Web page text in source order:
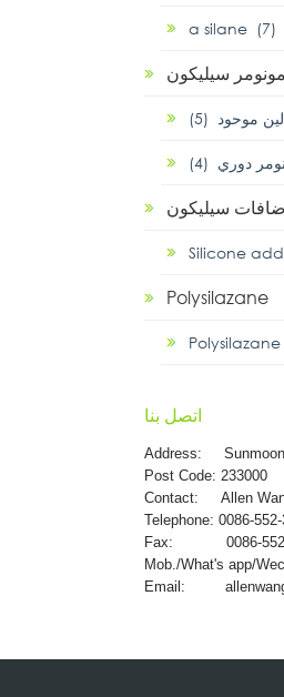
α silane (7)
مونومر سيليكون
موحود (5)
دوري (4)
سيليكون
Silicone
Polysilazane
اتصل بنا
Address:
Post Code: 233000
Contact: Allen
Telephone: 0086-
Fax: 0086-552-
Mob./What's app/
Email: